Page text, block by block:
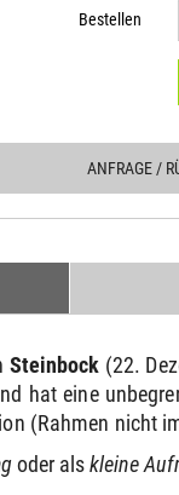
Bestellen
ANFRAGE /
Steinbock (22.
hat eine
(Rahmen nicht
oder alskleine